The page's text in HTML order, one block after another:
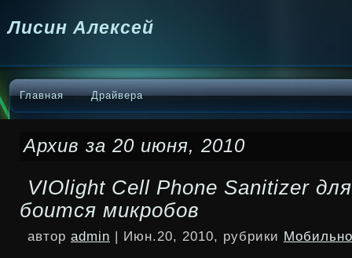
Лисин Алексей
Главная Драйвера
Архив за 20 июня, 2010
VIOlight Cell Phone Sanitizer
боится микробов
автор admin | Июн.20, 2010, рубрики